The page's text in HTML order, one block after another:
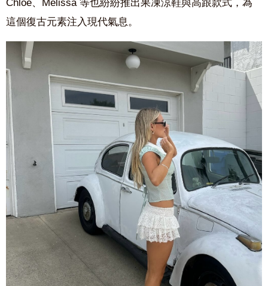
Chloé、Melissa 等也紛紛推出果凍涼鞋與高跟款式，為
這個復古元素注入現代氣息。